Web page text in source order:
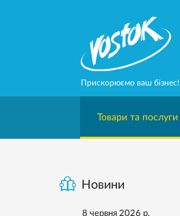
Прискорюємо ваш бізнес!
Товари та послуги
Новини
8 червня 2026 р.